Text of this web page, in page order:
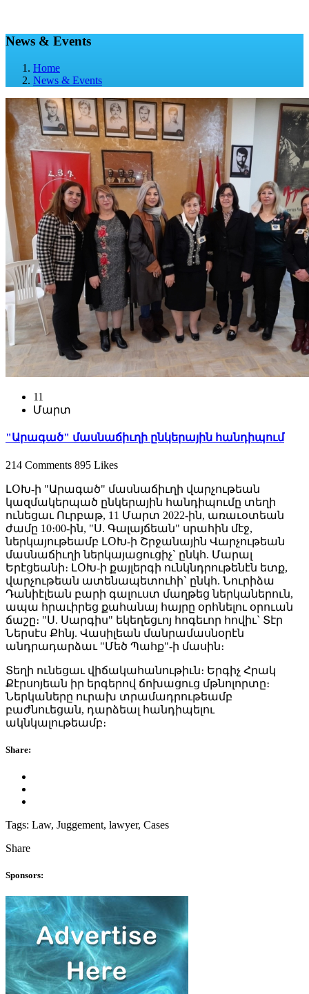
News & Events
Home
News & Events
11
Մարտ
"Արագած" մասնաճիւղի ընկերային հանդիպում
214 Comments 895 Likes
ԼՕԽ-ի "Արագած" մասնաճիւղի վարչութեան
կազմակերպած ընկերային հանդիպումը տեղի
ունեցաւ Ուրբաթ, 11 Մարտ 2022-ին, առաւօտեան
ժամը 10։00-ին, "Ս. Գալայճեան" սրահին մէջ,
ներկայութեամբ ԼՕԽ-ի Շրջանային Վարչութեան
մասնաճիւղի ներկայացուցիչ` ընկհ. Մարալ
Երէցեանի։ ԼՕԽ-ի քայլերգի ունկնդրութենէն ետք,
վարչութեան ատենապետուհի` ընկհ. Նուրիձա
Դանիէլեան բարի գալուստ մաղթեց ներկաներուն,
ապա հրաւիրեց քահանայ հայրը օրհնելու օրուան
ճաշը։ "Ս. Սարգիս" եկեղեցւոյ հոգեւոր հովիւ` Տէր
Ներսէս Քհնյ. Վասիլեան մանրամասնօրէն
անդրադարձաւ "Մեծ Պահք"-ի մասին։
Տեղի ունեցաւ վիճակահանութիւն։ Երգիչ Հրակ
Քէրսոյեան իր երգերով ճոխացուց մթնոլորտը։
Ներկաները ուրախ տրամադրութեամբ
բաժնուեցան, դարձեալ հանդիպելու
ակնկալութեամբ։
Share:
Tags: Law, Juggement, lawyer, Cases
Share
Sponsors: